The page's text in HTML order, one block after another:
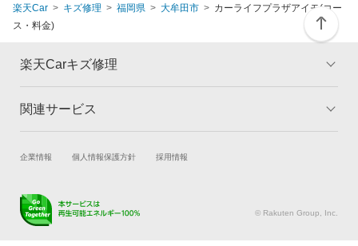
楽天Car キズ修理 福岡県 大牟田市
カーライフプラザアイモ(コー
ス・料金)
楽天Carキズ修理
トップ
板金とは キャンペーン一覧
関連サービス
試乗・商談 新車購入
キズ修理予約
メンテナンス管理
企業情報 個人情報保護方針 採用情報
© Rakuten Group, Inc.